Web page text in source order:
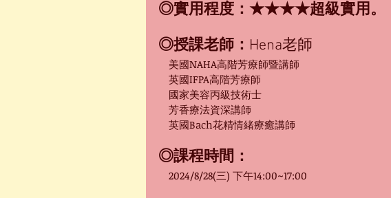
◎實用程度：★★★★超級實用。
◎授課老師： Hena老師
美國NAHA高階芳療師暨講師
英國IFPA高階芳療師
國家美容丙級技術士
芳香療法資深講師
英國Bach花精情緒療癒講師
◎課程時間：
2024/8/28(三) 下午14:00~17:00